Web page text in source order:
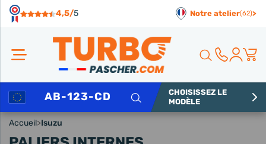
4,5/5 Notre atelier(62)>
Rechercher
CHOISISSEZ LE
MODÈLE
Accueil>Isuzu
Panneau de gestion des cookies